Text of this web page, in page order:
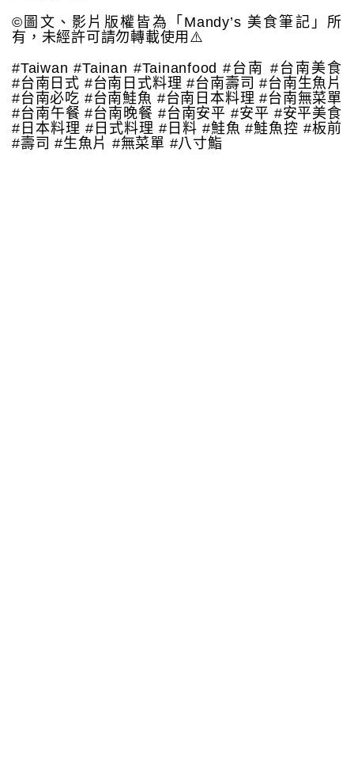
©️圖文、影片版權皆為「Mandy’s 美食筆記」所
有，未經許可請勿轉載使用⚠️
#Taiwan #Tainan #Tainanfood #台南 #台南美食
#台南日式 #台南日式料理 #台南壽司 #台南生魚片
#台南必吃 #台南鮭魚 #台南日本料理 #台南無菜單
#台南午餐 #台南晚餐 #台南安平 #安平 #安平美食
#日本料理 #日式料理 #日料 #鮭魚 #鮭魚控 #板前
#壽司 #生魚片 #無菜單 #八寸鮨